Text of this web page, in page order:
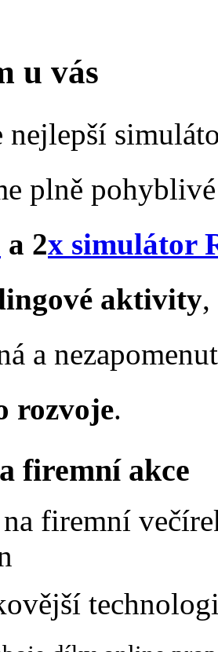
u vás
nejlepší
plně
a 2x simulátor
aktivity,
a
rozvoje.
firemní akce
firemní